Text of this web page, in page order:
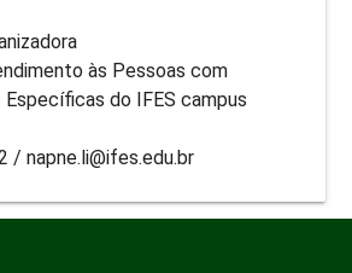
às Pessoas com
Específicas do IFES campus
/ napne.li@ifes.edu.br